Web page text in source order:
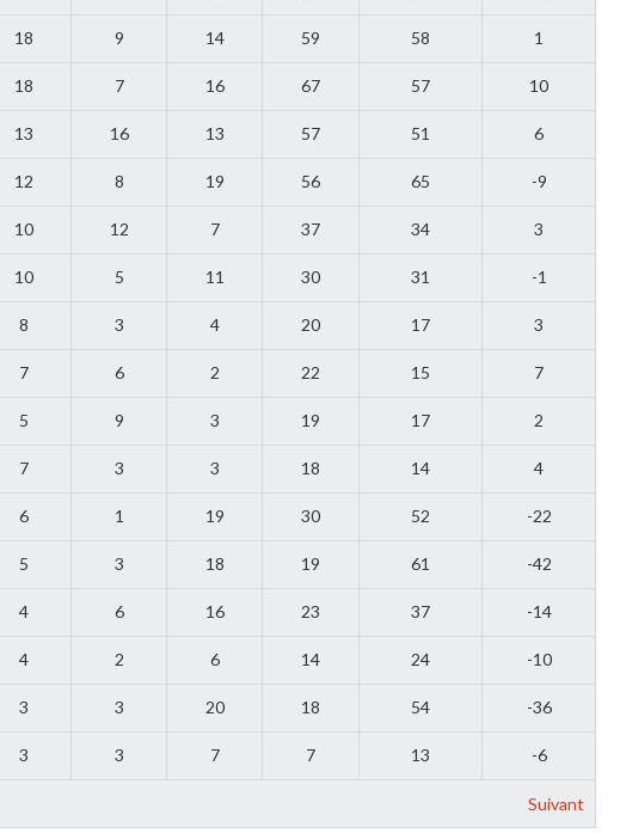
18 9 14 59 58 1
18 7 16 67 57 10
13 16 13 57 51 6
12 8 19 56 65 -9
10 12 7 37 34 3
10 5 11 30 31 -1
8 3 4 20 17 3
7 6 2 22 15 7
5 9 3 19 17 2
7 3 3 18 14 4
6 1 19 30 52 -22
5 3 18 19 61 -42
4 6 16 23 37 -14
4 2 6 14 24 -10
3 3 20 18 54 -36
3 3 7 7 13 -6
Suivant